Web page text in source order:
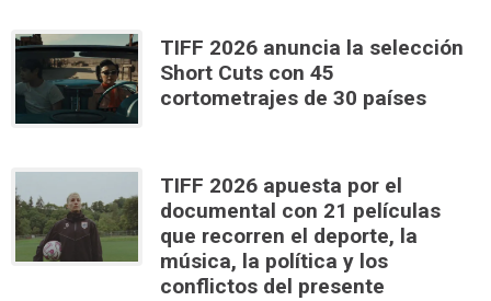
TIFF 2026 anuncia la selección
Short Cuts con 45
cortometrajes de 30 países
TIFF 2026 apuesta por el
documental con 21 películas
que recorren el deporte, la
música, la política y los
conflictos del presente